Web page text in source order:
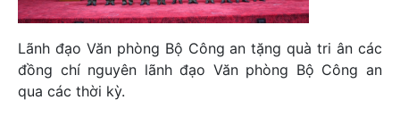
Lãnh đạo Văn phòng Bộ Công an tặng quà tri ân các
đồng chí nguyên lãnh đạo Văn phòng Bộ Công an
qua các thời kỳ.